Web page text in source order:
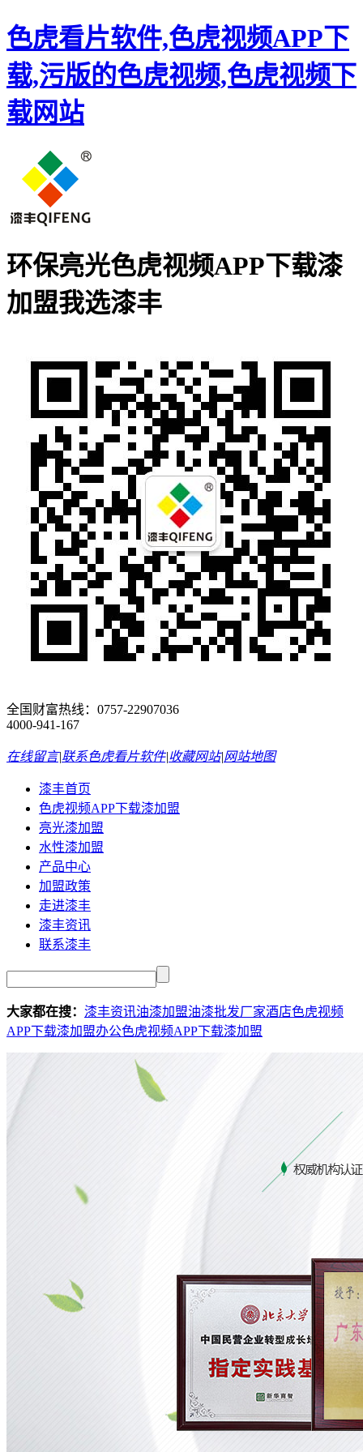
色虎看片软件,色虎视频APP下
载,污版的色虎视频,色虎视频下
载网站
环保亮光色虎视频APP下载漆
加盟我选漆丰
全国财富热线： 0757-22907036
4000-941-167
在线留言|联系色虎看片软件|收藏网站|网站地图
漆丰首页
色虎视频APP下载漆加盟
亮光漆加盟
水性漆加盟
产品中心
加盟政策
走进漆丰
漆丰资讯
联系漆丰
大家都在搜： 漆丰资讯油漆加盟油漆批发厂家酒店色虎视频
APP下载漆加盟办公色虎视频APP下载漆加盟